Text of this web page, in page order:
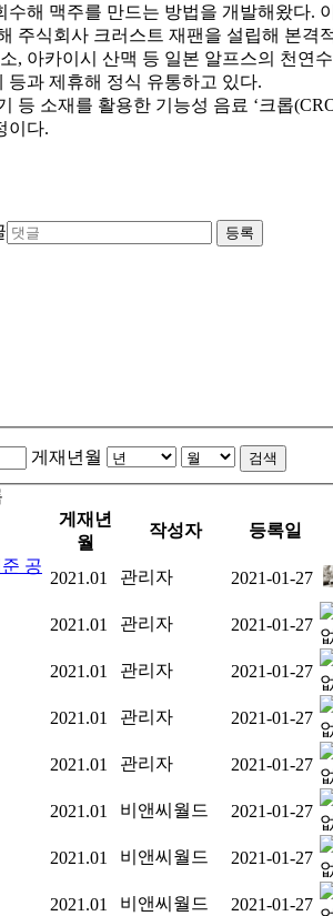
해 맥주를 만드는 방법을 개발해왔다.
주식회사 크러스트 재팬을 설립해 본격
, 아카이시 산맥 등 일본 알프스의 천연
등과 제휴해 정식 유통하고 있다.
등 소재를 활용한 기능성 음료 ‘크롭
이다.
등록
게재년월 검색
게재년
월
작성자 등록일
공
2021.01 관리자 2021-01-27
2021.01 관리자 2021-01-27
2021.01 관리자 2021-01-27
2021.01 관리자 2021-01-27
2021.01 관리자 2021-01-27
2021.01 비앤씨월드 2021-01-27
2021.01 비앤씨월드 2021-01-27
2021.01 비앤씨월드 2021-01-27